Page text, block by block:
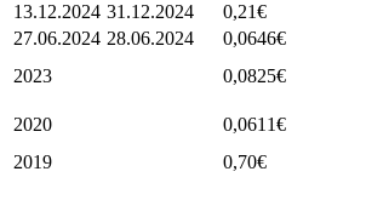
13.12.2024 31.12.2024 0,21€
27.06.2024 28.06.2024 0,0646€
2023
0,0825€
2020 0,0611€
2019
0,70€